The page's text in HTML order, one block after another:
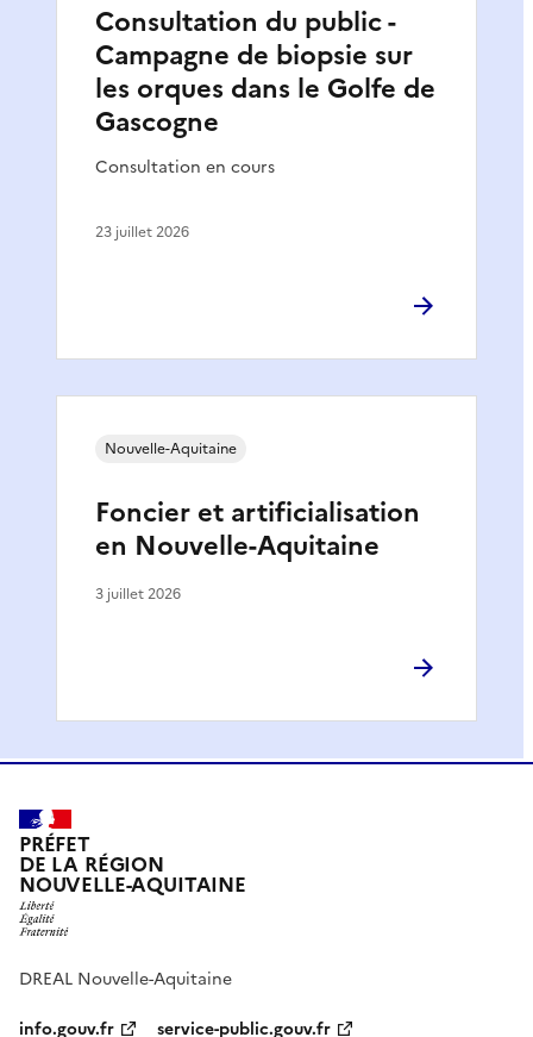
Consultation du public -
Campagne de biopsie sur
les orques dans le Golfe de
Gascogne
Consultation en cours
23 juillet 2026
Foncier et artificialisation
en Nouvelle-Aquitaine
Nouvelle-Aquitaine
3 juillet 2026
PRÉFET
DE LA RÉGION
NOUVELLE-AQUITAINE
DREAL Nouvelle-Aquitaine
info.gouv.fr
service-public.gouv.fr